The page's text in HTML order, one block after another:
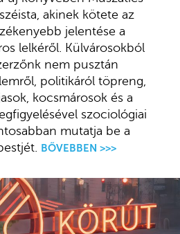
akinek kötete az
jelentése a
lelkéről. Külvárosokból
nem pusztán
politikáról töpreng,
kocsmárosok és a
szociológiai
mutatja be a
BŐVEBBEN >>>